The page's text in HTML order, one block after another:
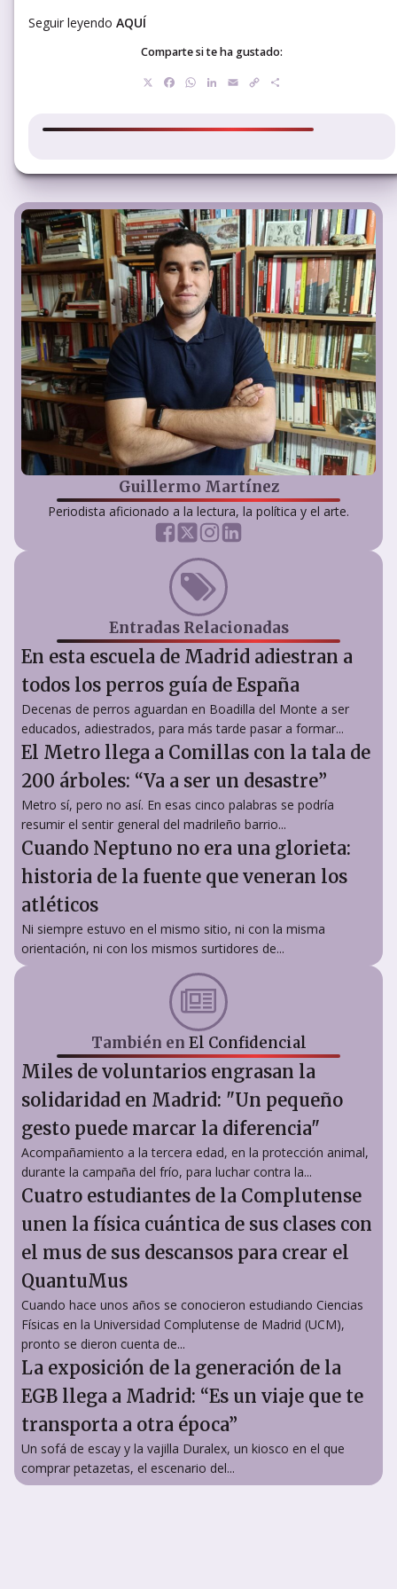
Seguir leyendo AQUÍ
Comparte si te ha gustado:
Facebook
WhatsApp
LinkedIn
EmailCopy
Guillermo Martínez
Periodista aficionado a la lectura, la política y el arte.
Entradas Relacionadas
En esta escuela de Madrid adiestran a
todos los perros guía de España
Decenas de perros aguardan en Boadilla del Monte a ser
educados, adiestrados, para más tarde pasar a formar...
El Metro llega a Comillas con la tala de
200 árboles: “Va a ser un desastre”
Metro sí, pero no así. En esas cinco palabras se podría
resumir el sentir general del madrileño barrio...
Cuando Neptuno no era una glorieta:
historia de la fuente que veneran los
atléticos
Ni siempre estuvo en el mismo sitio, ni con la misma
orientación, ni con los mismos surtidores de...
También en El Confidencial
Miles de voluntarios engrasan la
solidaridad en Madrid: "Un pequeño
gesto puede marcar la diferencia"
Acompañamiento a la tercera edad, en la protección animal,
durante la campaña del frío, para luchar contra la...
Cuatro estudiantes de la Complutense
unen la física cuántica de sus clases con
el mus de sus descansos para crear el
QuantuMus
Cuando hace unos años se conocieron estudiando Ciencias
Físicas en la Universidad Complutense de Madrid (UCM),
pronto se dieron cuenta de...
La exposición de la generación de la
EGB llega a Madrid: “Es un viaje que te
transporta a otra época”
Un sofá de escay y la vajilla Duralex, un kiosco en el que
comprar petazetas, el escenario del...